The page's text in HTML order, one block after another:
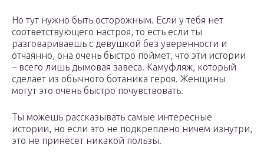
Но тут нужно быть осторожным. Если у тебя нет
соответствующего настроя, то есть если ты
разговариваешь с девушкой без уверенности и
отчаянно, она очень быстро поймет, что эти истории
– всего лишь дымовая завеса. Камуфляж, который
сделает из обычного ботаника героя. Женщины
могут это очень быстро почувствовать.
Ты можешь рассказывать самые интересные
истории, но если это не подкреплено ничем изнутри,
это не принесет никакой пользы.